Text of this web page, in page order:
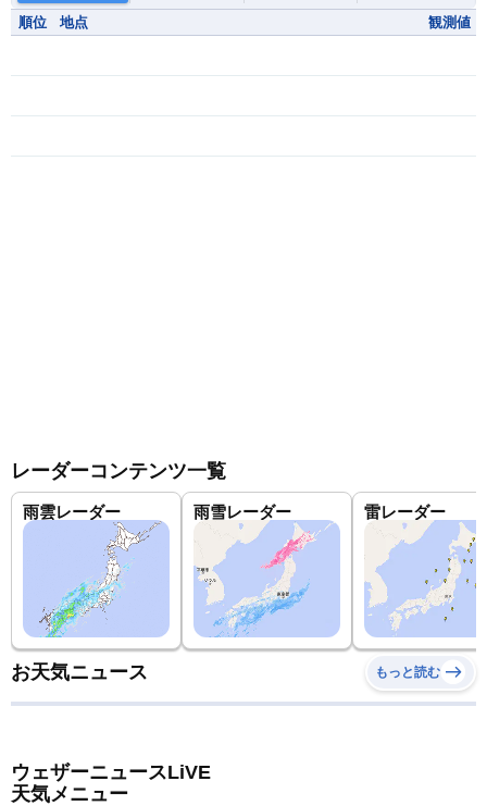
順位 地点 観測値
レーダーコンテンツ一覧
雨雲レーダー 雨雪レーダー 雷レーダー
お天気ニュース もっと読む
ウェザーニュースLiVE
天気メニュー